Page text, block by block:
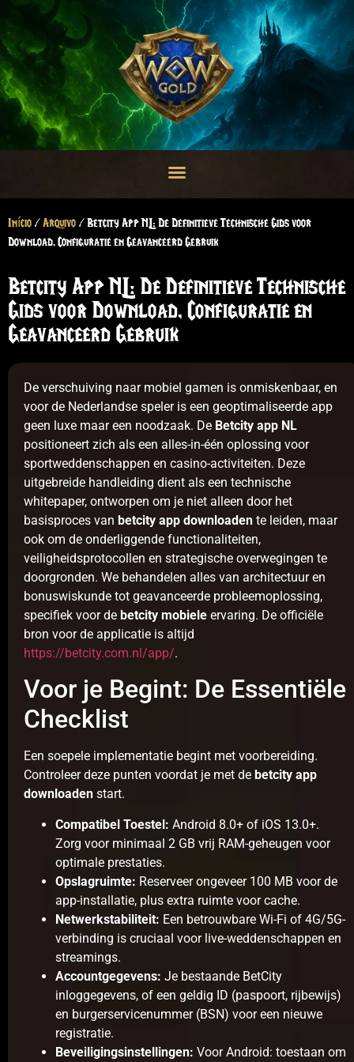
Início /Arquivo / Betcity App NL: De Definitieve Technische Gids voor
Download, Configuratie en Geavanceerd Gebruik
Betcity App NL: De Definitieve Technische
Gids voor Download, Configuratie en
Geavanceerd Gebruik
De verschuiving naar mobiel gamen is onmiskenbaar, en
voor de Nederlandse speler is een geoptimaliseerde app
geen luxe maar een noodzaak. De Betcity app NL
positioneert zich als een alles-in-één oplossing voor
sportweddenschappen en casino-activiteiten. Deze
uitgebreide handleiding dient als een technische
whitepaper, ontworpen om je niet alleen door het
basisproces van betcity app downloaden te leiden, maar
ook om de onderliggende functionaliteiten,
veiligheidsprotocollen en strategische overwegingen te
doorgronden. We behandelen alles van architectuur en
bonuswiskunde tot geavanceerde probleemoplossing,
specifiek voor de betcity mobiele ervaring. De officiële
bron voor de applicatie is altijd
https://betcity.com.nl/app/.
Voor je Begint: De Essentiële
Checklist
Een soepele implementatie begint met voorbereiding.
Controleer deze punten voordat je met de betcity app
downloaden start.
Compatibel Toestel: Android 8.0+ of iOS 13.0+.
Zorg voor minimaal 2 GB vrij RAM-geheugen voor
optimale prestaties.
Opslagruimte: Reserveer ongeveer 100 MB voor de
app-installatie, plus extra ruimte voor cache.
Netwerkstabiliteit: Een betrouwbare Wi-Fi of 4G/5G-
verbinding is cruciaal voor live-weddenschappen en
streamings.
Accountgegevens: Je bestaande BetCity
inloggegevens, of een geldig ID (paspoort, rijbewijs)
en burgerservicenummer (BSN) voor een nieuwe
registratie.
Beveiligingsinstellingen: Voor Android: toestaan om